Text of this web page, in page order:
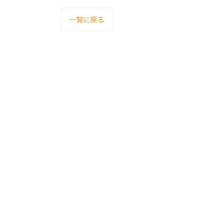
一覧に戻る